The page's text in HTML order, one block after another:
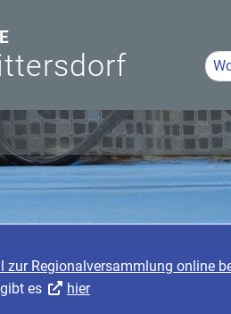
Regionalversammlung online
es
hier